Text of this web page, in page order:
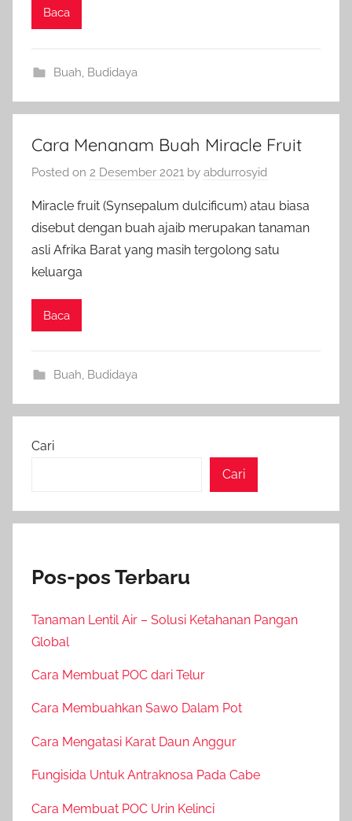
Baca
Buah Budidaya
Cara Menanam Buah Miracle Fruit
Posted on 2 Desember 2021 by abdurrosyid
Miracle fruit (Synsepalum dulcificum) atau biasa
disebut dengan buah ajaib merupakan tanaman
asli Afrika Barat yang masih tergolong satu
keluarga
Baca
Buah, Budidaya
Cari
Cari
Pos-pos Terbaru
Tanaman Lentil Air – Solusi Ketahanan Pangan
Global
Cara Membuat POC dari Telur
Cara Membuahkan Sawo Dalam Pot
Cara Mengatasi Karat Daun Anggur
Fungisida Untuk Antraknosa Pada Cabe
Cara Membuat POC Urin Kelinci